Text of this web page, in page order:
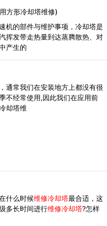
方形冷却塔维修)
机的部件与维护事项，冷却塔是
挥发带走热量到达蒸腾散热、对
产生的
通常我们在安装地方上都没有很
不经常使用,因此我们在应用前
却塔维
什么时候维修冷却塔最合适，这
多长时间进行维修冷却塔?怎样